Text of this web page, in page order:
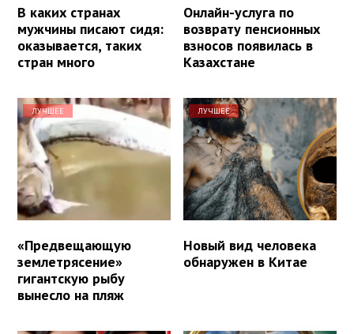
В каких странах
мужчины писают сидя:
оказывается, таких
стран много
Онлайн-услуга по
возврату пенсионных
взносов появилась в
Казахстане
ЛУЧШЕЕ
«Предвещающую
землетрясение»
гигантскую рыбу
вынесло на пляж
ЛУЧШЕЕ
Новый вид человека
обнаружен в Китае